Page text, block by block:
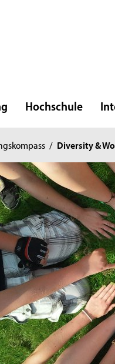
Hochschule
/ Diversity &